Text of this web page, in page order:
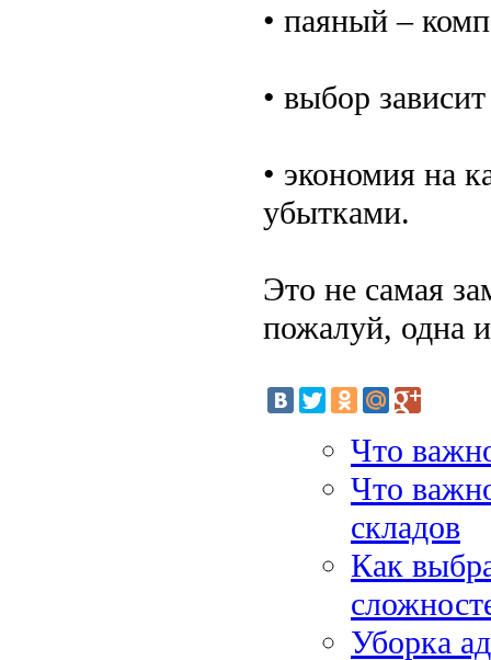
• паяный –
• выбор
• экономия на
убытками.
Это не самая
пожалуй, одна
Что
Что
складов
Как
Уборка